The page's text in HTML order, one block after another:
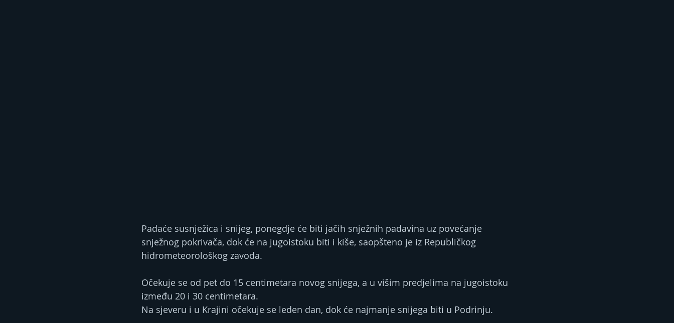
Padaće susnježica i snijeg, ponegdje će biti jačih snježnih padavina uz povećanje
snježnog pokrivača, dok će na jugoistoku biti i kiše, saopšteno je iz Republičkog
hidrometeorološkog zavoda.
Očekuje se od pet do 15 centimetara novog snijega, a u višim predjelima na jugoistoku
između 20 i 30 centimetara.
Na sjeveru i u Krajini očekuje se leden dan, dok će najmanje snijega biti u Podrinju.